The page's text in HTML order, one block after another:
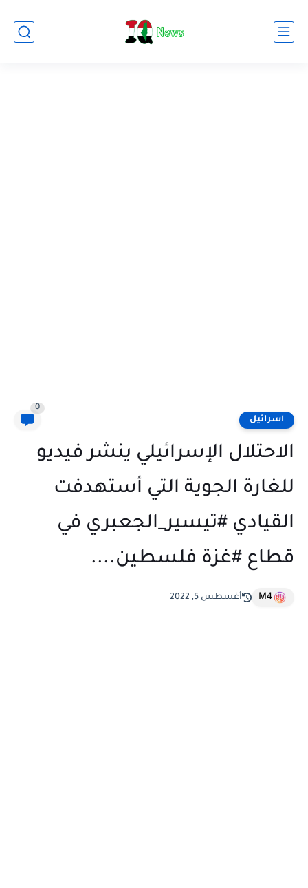
اسرائيل
0
الاحتلال الإسرائيلي ينشر فيديو
للغارة الجوية التي أستهدفت
القيادي #تيسير_الجعبري في
قطاع #غزة فلسطين....
M4 أغسطس 5, 2022